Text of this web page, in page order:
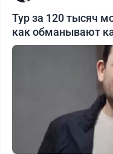
Тур за 120 тысяч
как обманывают